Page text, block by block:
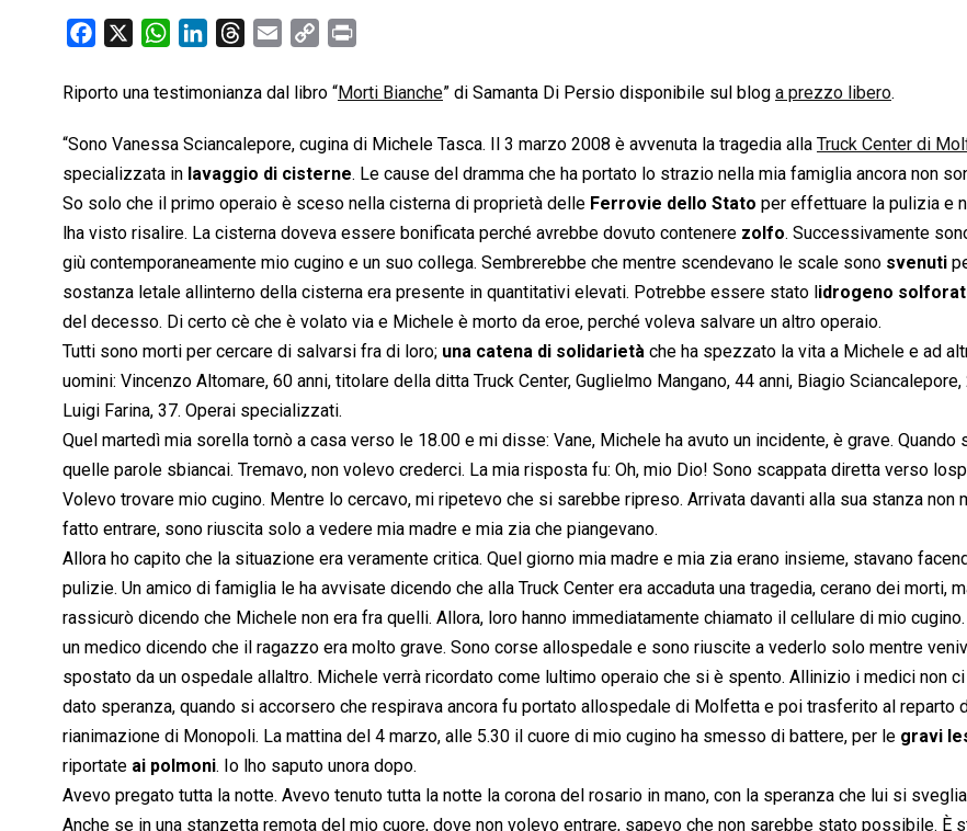
c
b
o
o
k
W
a
s
A
p
p
n
e
d
I
n
r
a
d
s
a
l
p
L
i
n
k
i
t
Riporto una testimonianza dal libro “Morti Bianche” di Samanta Di Persio disponibile sul blog a prezzo libero.
“Sono Vanessa Sciancalepore, cugina di Michele Tasca. Il 3 marzo 2008 è avvenuta la tragedia alla Truck Center di
specializzata in lavaggio di cisterne. Le cause del dramma che ha portato lo strazio nella mia famiglia ancora non
So solo che il primo operaio è sceso nella cisterna di proprietà delle Ferrovie dello Stato per effettuare la pulizia e
lha visto risalire. La cisterna doveva essere bonificata perché avrebbe dovuto contenere zolfo. Successivamente
giù contemporaneamente mio cugino e un suo collega. Sembrerebbe che mentre scendevano le scale sono svenuti
sostanza letale allinterno della cisterna era presente in quantitativi elevati. Potrebbe essere stato lidrogeno
del decesso. Di certo cè che è volato via e Michele è morto da eroe, perché voleva salvare un altro operaio.
Tutti sono morti per cercare di salvarsi fra di loro; una catena di solidarietà che ha spezzato la vita a Michele e ad
uomini: Vincenzo Altomare, 60 anni, titolare della ditta Truck Center, Guglielmo Mangano, 44 anni, Biagio Sciancalepore,
Luigi Farina, 37. Operai specializzati.
Quel martedì mia sorella tornò a casa verso le 18.00 e mi disse: Vane, Michele ha avuto un incidente, è grave. Quando
quelle parole sbiancai. Tremavo, non volevo crederci. La mia risposta fu: Oh, mio Dio! Sono scappata diretta verso
Volevo trovare mio cugino. Mentre lo cercavo, mi ripetevo che si sarebbe ripreso. Arrivata davanti alla sua stanza non
fatto entrare, sono riuscita solo a vedere mia madre e mia zia che piangevano.
Allora ho capito che la situazione era veramente critica. Quel giorno mia madre e mia zia erano insieme, stavano
pulizie. Un amico di famiglia le ha avvisate dicendo che alla Truck Center era accaduta una tragedia, cerano dei morti,
rassicurò dicendo che Michele non era fra quelli. Allora, loro hanno immediatamente chiamato il cellulare di mio
un medico dicendo che il ragazzo era molto grave. Sono corse allospedale e sono riuscite a vederlo solo mentre
spostato da un ospedale allaltro. Michele verrà ricordato come lultimo operaio che si è spento. Allinizio i medici non
dato speranza, quando si accorsero che respirava ancora fu portato allospedale di Molfetta e poi trasferito al reparto
rianimazione di Monopoli. La mattina del 4 marzo, alle 5.30 il cuore di mio cugino ha smesso di battere, per le gravi
riportate ai polmoni. Io lho saputo unora dopo.
Avevo pregato tutta la notte. Avevo tenuto tutta la notte la corona del rosario in mano, con la speranza che lui si
Anche se in una stanzetta remota del mio cuore, dove non volevo entrare, sapevo che non sarebbe stato possibile. È